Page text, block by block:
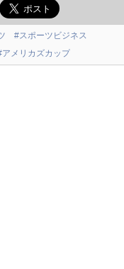
#スポーツビジネス
アメリカズカップ